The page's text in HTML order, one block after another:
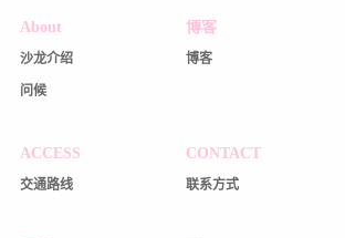
About
沙龙介绍
问候
博客
博客
ACCESS
交通路线
CONTACT
联系方式